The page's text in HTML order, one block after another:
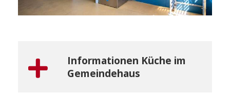
Informationen Küche im
Gemeindehaus